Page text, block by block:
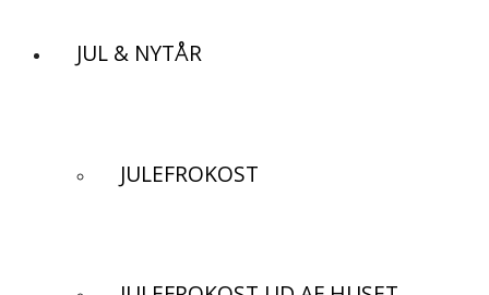
JUL & NYTÅR
JULEFROKOST